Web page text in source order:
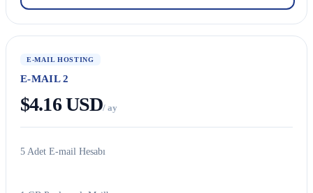
E-MAIL HOSTING
E-MAIL 2
$4.16 USD/ ay
5 Adet E-mail Hesabı